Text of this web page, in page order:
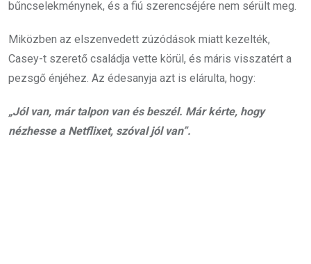
bűncselekménynek, és a fiú szerencséjére nem sérült meg.
Miközben az elszenvedett zúzódások miatt kezelték,
Casey-t szerető családja vette körül, és máris visszatért a
pezsgő énjéhez. Az édesanyja azt is elárulta, hogy:
„Jól van, már talpon van és beszél. Már kérte, hogy
nézhesse a Netflixet, szóval jól van”.